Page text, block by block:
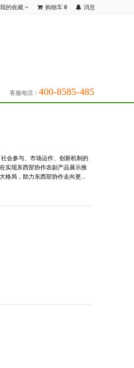
我的收藏 购物车 0 消息
客服电话： 400-8585-485
会参与、市场运作、创新机制的
实现东西部协作农副产品展示推
格局，助力东西部协作走向更...